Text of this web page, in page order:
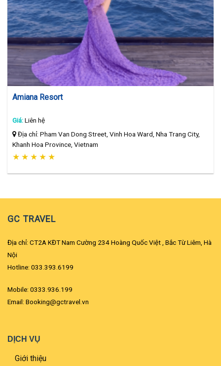
Amiana Resort
Giá:Liên hệ
Địa chỉ: Pham Van Dong Street, Vinh Hoa Ward, Nha Trang City,
Khanh Hoa Province, Vietnam
★ ★ ★ ★ ★
GC TRAVEL
Địa chỉ: CT2A KĐT Nam Cường 234 Hoàng Quốc Việt , Bắc Từ Liêm, Hà
Nội
Hotline: 033.393.6199
Mobile: 0333.936.199
Email: Booking@gctravel.vn
DỊCH VỤ
Giới thiệu